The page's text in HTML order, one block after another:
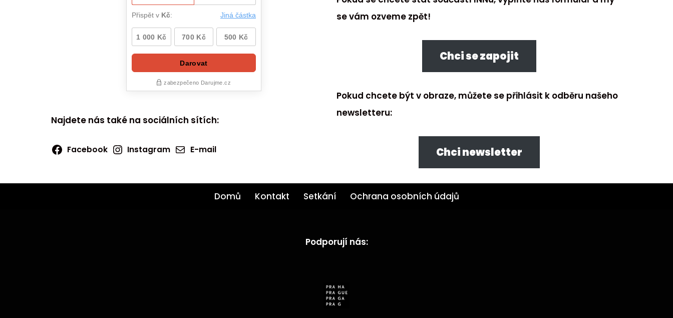
Najdete nás také na sociálních sítích:
Facebook Instagram E-mail
se vám ozveme zpět!
Chci se zapojit
Pokud chcete být v obraze, můžete se přihlásit k odběru našeho
newsletteru:
Chci newsletter
Domů Kontakt Setkání Ochrana osobních údajů
Podporují nás: